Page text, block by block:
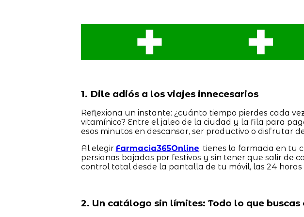
1. Dile adiós a los viajes innecesarios
Reflexiona un instante: ¿cuánto tiempo pierdes cada
vitamínico? Entre el jaleo de la ciudad y la fila para
esos minutos en descansar, ser productivo o disfrutar
Al elegir Farmacia365Online, tienes la farmacia en tu
persianas bajadas por festivos y sin tener que salir de
control total desde la pantalla de tu móvil, las 24 horas
2. Un catálogo sin límites: Todo lo que buscas